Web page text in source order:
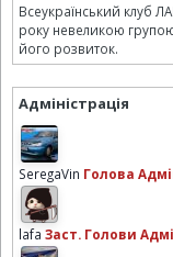
Всеукраїнський клуб
року невеликою
його розвиток.
Адміністрація
SeregaVin Голова
lafa Заст. Голови